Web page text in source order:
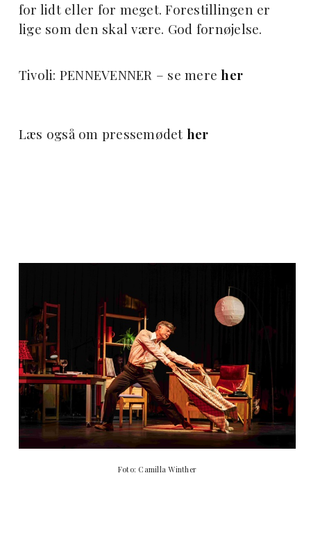
for lidt eller for meget. Forestillingen er
lige som den skal være. God fornøjelse.
Tivoli: PENNEVENNER – se mereher
Læs også om pressemødet her
Foto: Camilla Winther